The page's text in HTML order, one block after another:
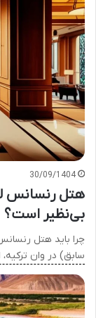
30/09/1404
هتل رنسانس
بی‌نظیر است؟
چرا باید هتل
سابق) در وان